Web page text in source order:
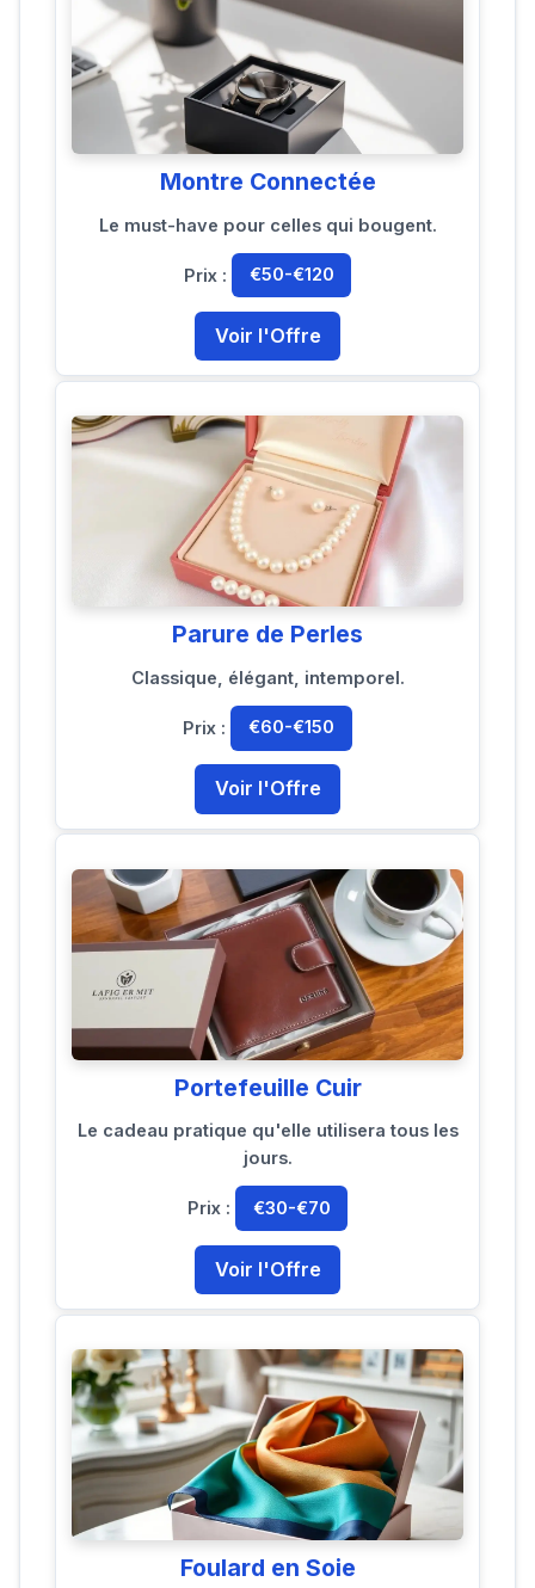
Montre Connectée
Le must-have pour celles qui bougent.
Prix : €50-€120
Voir l'Offre
Parure de Perles
Classique, élégant, intemporel.
Prix : €60-€150
Voir l'Offre
Portefeuille Cuir
Le cadeau pratique qu'elle utilisera tous les
jours.
Prix : €30-€70
Voir l'Offre
Foulard en Soie